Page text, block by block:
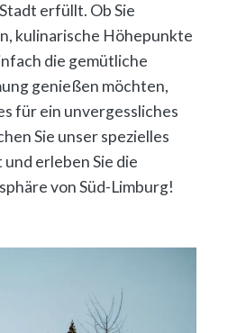
erfüllt. Ob Sie
kulinarische Höhepunkte
die gemütliche
genießen möchten,
für ein unvergessliches
Sie unser spezielles
erleben Sie die
von Süd-Limburg!